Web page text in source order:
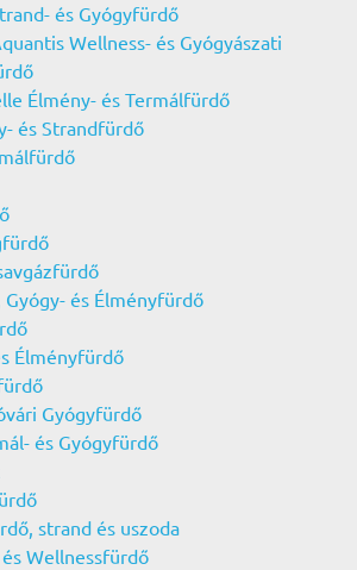
és Gyógyfürdő
Wellness- és Gyógyászati
Élmény- és Termálfürdő
és Strandfürdő
Gyógy- és Élményfürdő
Élményfürdő
Gyógyfürdő
és Gyógyfürdő
strand és uszoda
Wellnessfürdő